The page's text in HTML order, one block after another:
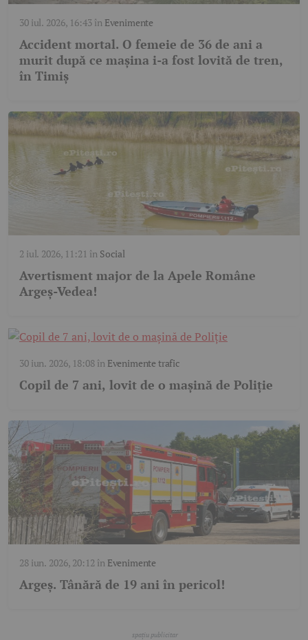
30 iul. 2026, 16:43în Evenimente
Accident mortal. O femeie de 36 de ani a
murit după ce mașina i-a fost lovită de tren,
în Timiș
2 iul. 2026, 11:21 în Social
Avertisment major de la Apele Române
Argeș-Vedea!
30 iun. 2026, 18:08în Evenimente trafic
Copil de 7 ani, lovit de o mașină de Poliție
28 iun. 2026, 20:12 în Evenimente
Argeș. Tânără de 19 ani în pericol!